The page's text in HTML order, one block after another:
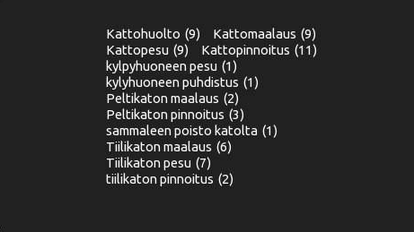
Kattohuolto (9) Kattomaalaus (9)
Kattopesu (9) Kattopinnoitus (11)
kylpyhuoneen pesu (1)
kylyhuoneen puhdistus (1)
Peltikaton maalaus (2)
Peltikaton pinnoitus (3)
sammaleen poisto katolta (1)
Tiilikaton maalaus (6)
Tiilikaton pesu (7)
tiilikaton pinnoitus (2)